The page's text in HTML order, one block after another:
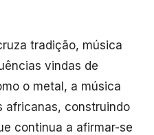
tradição, música
vindas de
o metal, a música
africanas, construindo
continua a afirmar-se